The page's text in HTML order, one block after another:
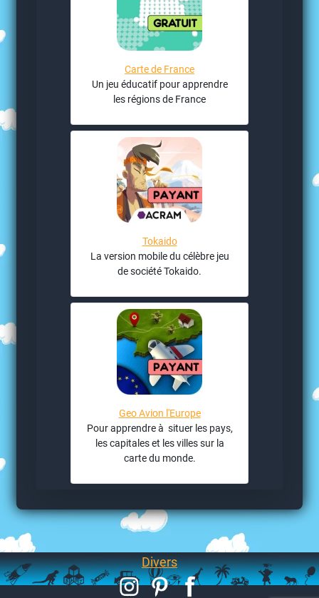
Carte de France
Un jeu éducatif pour apprendre
les régions de France
Tokaido
La version mobile du célèbre jeu
de société Tokaido.
Geo Avion l'Europe
Pour apprendre à situer les pays,
les capitales et les villes sur la
carte du monde.
Divers